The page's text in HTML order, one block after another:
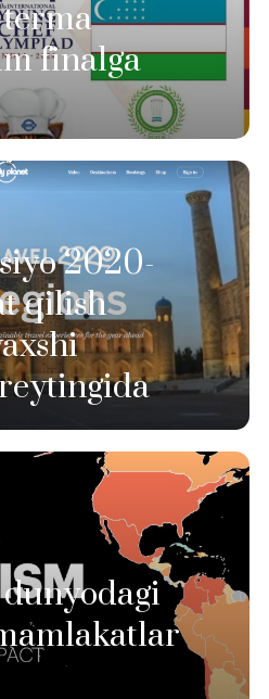
terma
finalga
2020-
qilish
dunyodagi